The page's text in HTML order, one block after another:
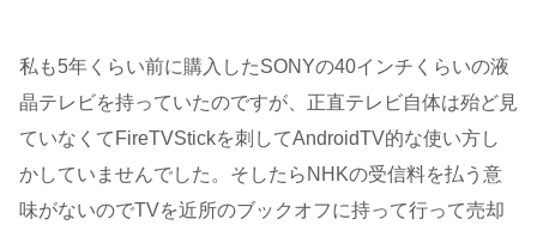
私も5年くらい前に購入したSONYの40インチくらいの液
晶テレビを持っていたのですが、正直テレビ自体は殆ど見
ていなくてFireTVStickを刺してAndroidTV的な使い方し
かしていませんでした。そしたらNHKの受信料を払う意
味がないのでTVを近所のブックオフに持って行って売却